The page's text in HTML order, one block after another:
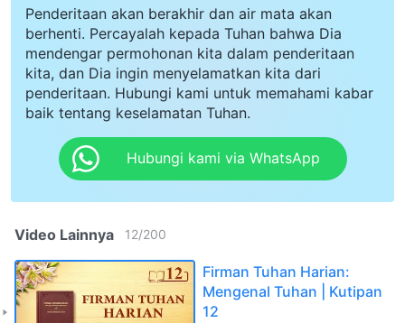
Penderitaan akan berakhir dan air mata akan
berhenti. Percayalah kepada Tuhan bahwa Dia
mendengar permohonan kita dalam penderitaan
kita, dan Dia ingin menyelamatkan kita dari
penderitaan. Hubungi kami untuk memahami kabar
baik tentang keselamatan Tuhan.
Hubungi kami via WhatsApp
Video Lainnya 12/200
Firman Tuhan Harian:
Mengenal Tuhan | Kutipan
12